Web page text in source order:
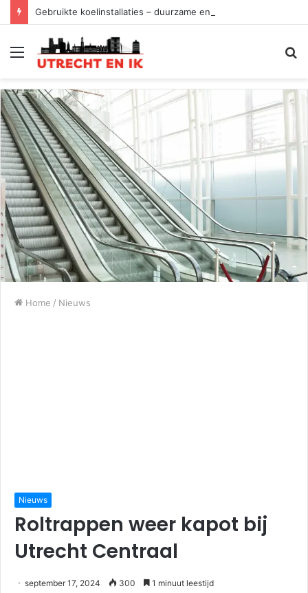
Gebruikte koelinstallaties – duurzame en slimme keuze
Menu
Home / Nieuws
Nieuws
Roltrappen weer kapot bij
Utrecht Centraal
september 17, 2024 300 1 minuut leestijd